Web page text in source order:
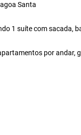
Santa
1 suíte com sacada,
por andar,